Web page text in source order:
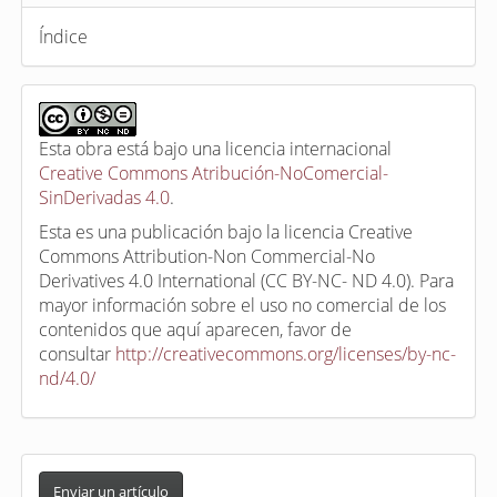
Índice
Esta obra está bajo una licencia internacional
Creative Commons Atribución-NoComercial-
SinDerivadas 4.0.
Esta es una publicación bajo la licencia Creative
Commons Attribution-Non Commercial-No
Derivatives 4.0 International (CC BY-NC- ND 4.0). Para
mayor información sobre el uso no comercial de los
contenidos que aquí aparecen, favor de
consultar http://creativecommons.org/licenses/by-nc-
nd/4.0/
E
Enviar un artículo